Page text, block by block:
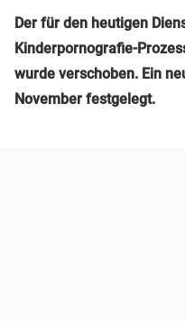
Der für den heutigen
Kinderpornografie-
wurde verschoben. Ein
November festgelegt.